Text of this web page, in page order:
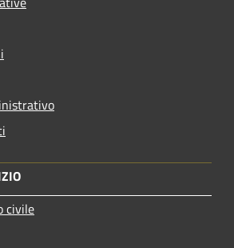
civile